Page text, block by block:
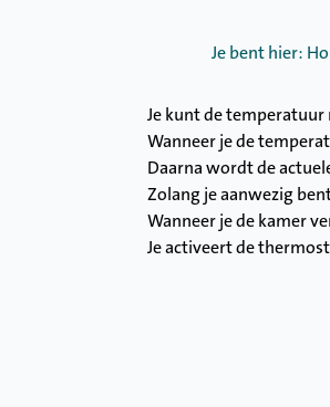
Je bent hier:
Je kunt de temperatuur
Wanneer je de
Daarna wordt de
Zolang je aanwezig
Wanneer je de kamer
Je activeert de